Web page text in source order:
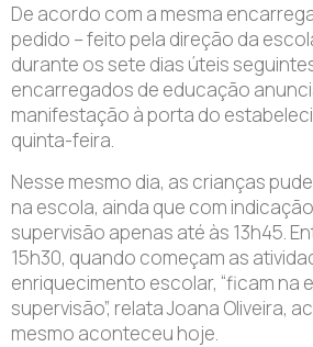
De acordo com a mesma
pedido – feito pela direção da
durante os sete dias úteis
encarregados de educação
manifestação à porta do
quinta-feira.
Nesse mesmo dia, as crianças
na escola, ainda que com
supervisão apenas até às 13h45.
15h30, quando começam as
enriquecimento escolar, “ficam na
supervisão”, relata Joana Oliveira,
mesmo aconteceu hoje.